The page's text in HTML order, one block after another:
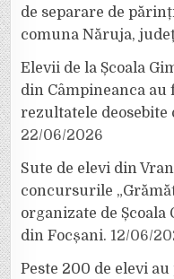
de separare de
comuna Năruja,
Elevii de la Școala
din Câmpineanca
rezultatele
22/06/2026
Sute de elevi din
concursurile
organizate de Școala
din Focșani. 12/06/
Peste 200 de elevi